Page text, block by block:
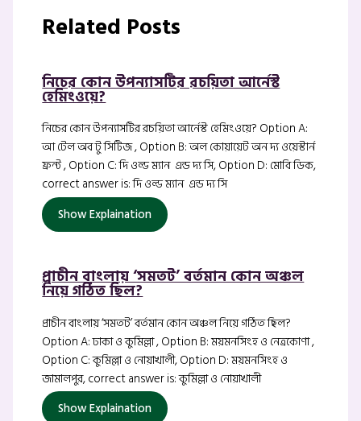
Related Posts
নিচের কোন উপন্যাসটির রচয়িতা আর্নেস্ট
হেমিংওয়ে?
নিচের কোন উপন্যাসটির রচয়িতা আর্নেস্ট হেমিংওয়ে? Option A:
আ টেল অব টু সিটিজ , Option B: অল কোয়ায়েট অন দ্য ওয়েস্টার্ন
ফ্রন্ট , Option C: দি ওল্ড ম্যান এন্ড দ্য সি, Option D: মোবি ডিক,
correct answer is: দি ওল্ড ম্যান এন্ড দ্য সি
Show Explaination
প্রাচীন বাংলায় ‘সমতট’ বর্তমান কোন অঞ্চল
নিয়ে গঠিত ছিল?
প্রাচীন বাংলায় ‘সমতট’ বর্তমান কোন অঞ্চল নিয়ে গঠিত ছিল?
Option A: ঢাকা ও কুমিল্লা , Option B: ময়মনসিংহ ও নেত্রকোণা ,
Option C: কুমিল্লা ও নোয়াখালী, Option D: ময়মনসিংহ ও
জামালপুর, correct answer is: কুমিল্লা ও নোয়াখালী
Show Explaination